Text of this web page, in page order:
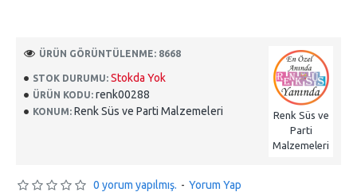
STOK DURUMU: Stokda Yok
ÜRÜN KODU: renk00288
KONUM: Renk Süs ve Parti Malzemeleri
Renk Süs ve
Parti
Malzemeleri
ÜRÜN GÖRÜNTÜLENME: 8668
0 yorum yapılmış. - Yorum Yap